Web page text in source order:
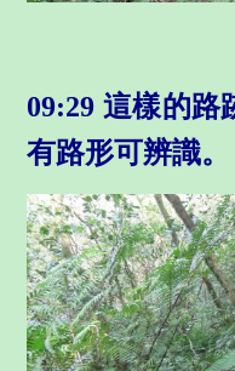
09:29 這樣的路
有路形可辨識。